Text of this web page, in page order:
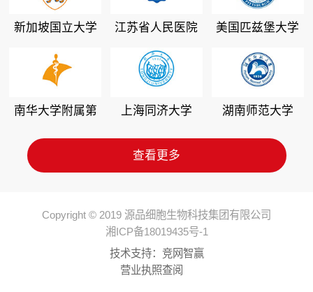
新加坡国立大学 江苏省人民医院 美国匹兹堡大学
南华大学附属第
上海同济大学 湖南师范大学
查看更多
Copyright © 2019 源品细胞生物科技集团有限公司
湘ICP备18019435号-1
技术支持： 竞网智赢
营业执照查阅